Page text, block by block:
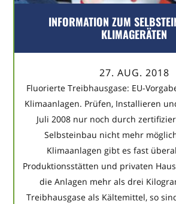
INFORMATION ZUM
KLIMAGERÄTEN
27. AUG. 2018
Fluorierte Treibhausgase: EU-
Klimaanlagen. Prüfen, Installieren
Juli 2008 nur noch durch
Selbsteinbau nicht mehr
Klimaanlagen gibt es fast
Produktionsstätten und privaten
die Anlagen mehr als drei
Treibhausgase als Kältemittel, so